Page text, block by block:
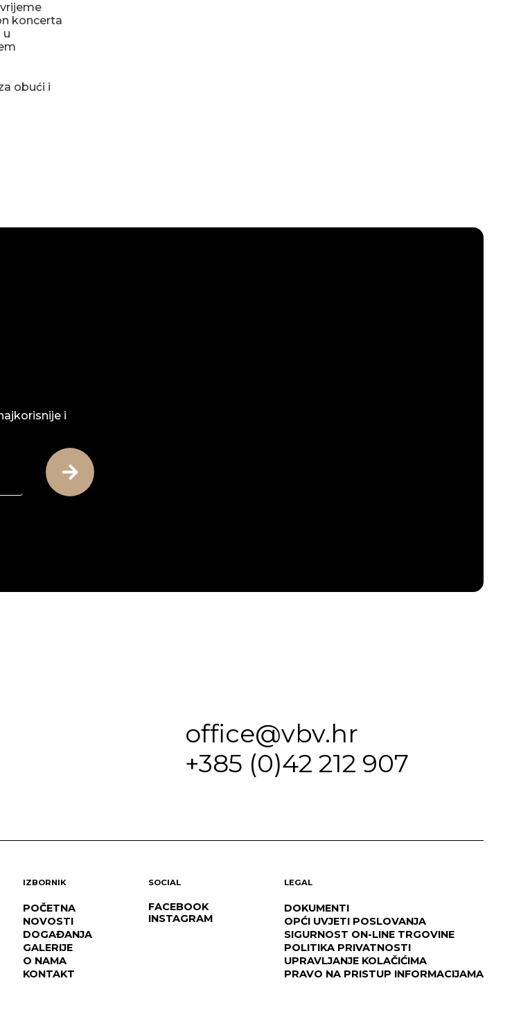
koncerta
u
obući i
i
office@vbv.hr
+385 (0)42 212 907
IZBORNIK
POČETNA
NOVOSTI
DOGAĐANJA
GALERIJE
O NAMA
KONTAKT
SOCIAL
FACEBOOK
INSTAGRAM
LEGAL
DOKUMENTI
OPĆI UVJETI POSLOVANJA
SIGURNOST ON-LINE TRGOVINE
POLITIKA PRIVATNOSTI
UPRAVLJANJE KOLAČIĆIMA
PRAVO NA PRISTUP INFORMACIJAMA